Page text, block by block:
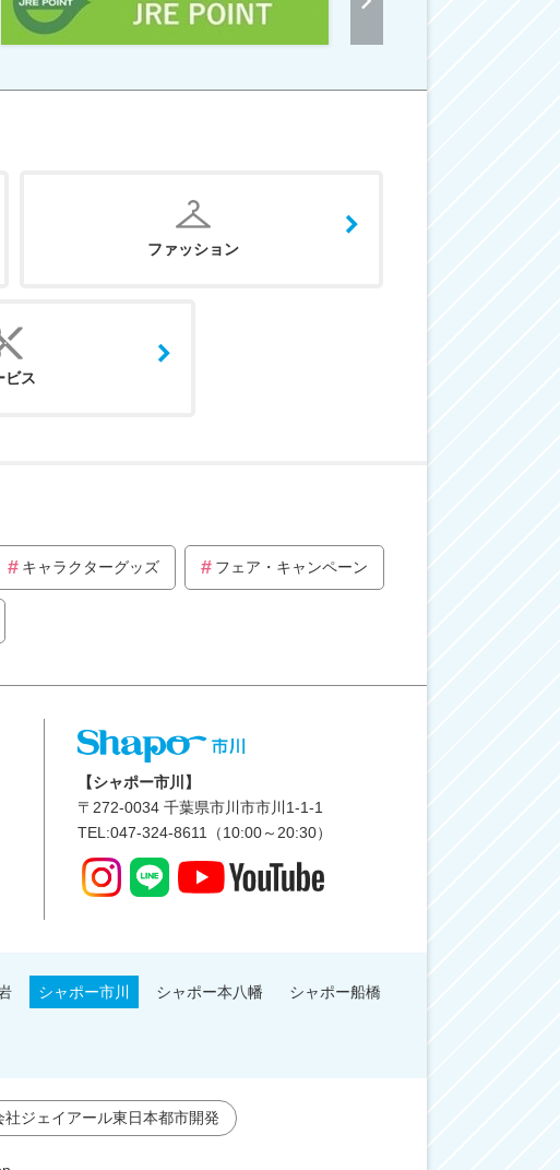
ファッション
ビス
キャラクターグッズ フェア・キャンペーン
【シャポー市川】
〒 272-0034 千葉県市川市市川1-1-1
TEL:047-324-8611（10:00～20:30）
シャポー市川 シャポー本八幡 シャポー船橋
社ジェイアール東日本都市開発